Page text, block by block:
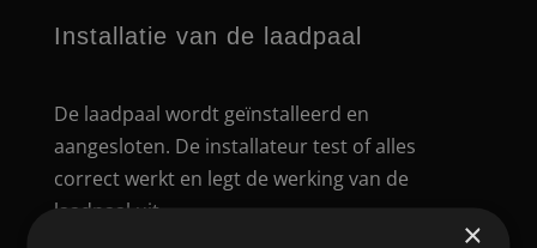
Installatie van de laadpaal
De laadpaal wordt geïnstalleerd en
aangesloten. De installateur test of alles
correct werkt en legt de werking van de
laadpaal uit.
×